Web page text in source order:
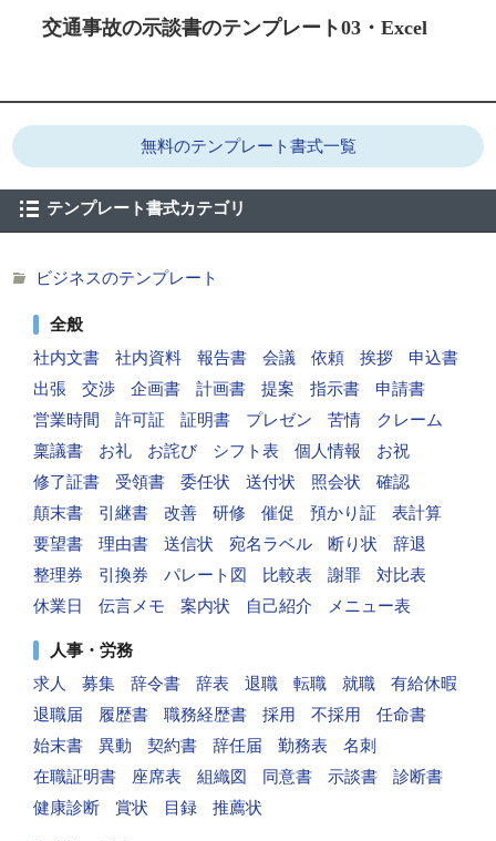
交通事故の示談書のテンプレート03・Excel
無料のテンプレート書式一覧
テンプレート書式カテゴリ
ビジネスのテンプレート
全般
社内文書
社内資料 報告書 会議 依頼 挨拶
申込書
出張
交渉 企画書 計画書 提案 指示書
申請書
営業時間
許可証 証明書 プレゼン 苦情
クレーム
稟議書
お礼 お詫び シフト表 個人情報
お祝
修了証書
受領書 委任状 送付状 照会状
確認
顛末書
引継書 改善 研修 催促 預かり証
表計算
要望書
理由書 送信状 宛名ラベル 断り状
辞退
整理券
引換券 パレート図 比較表 謝罪
対比表
休業日
伝言メモ 案内状 自己紹介 メニュー表
人事・労務
求人
募集 辞令書 辞表 退職 転職 就職
有給休暇
退職届
履歴書 職務経歴書 採用 不採用
任命書
始末書
異動 契約書 辞任届 勤務表
名刺
在職証明書
座席表 組織図 同意書 示談書
診断書
健康診断
賞状 目録 推薦状